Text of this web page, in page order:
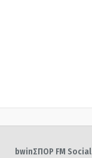
bwinΣΠΟΡ FM Social